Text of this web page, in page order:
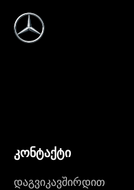
კონტაქტი
დაგვიკავშირდით